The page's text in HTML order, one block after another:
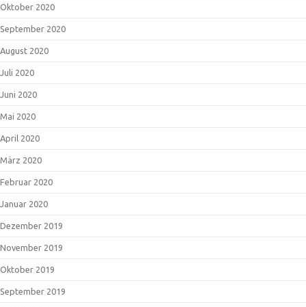
Oktober 2020
September 2020
August 2020
Juli 2020
Juni 2020
Mai 2020
April 2020
März 2020
Februar 2020
Januar 2020
Dezember 2019
November 2019
Oktober 2019
September 2019